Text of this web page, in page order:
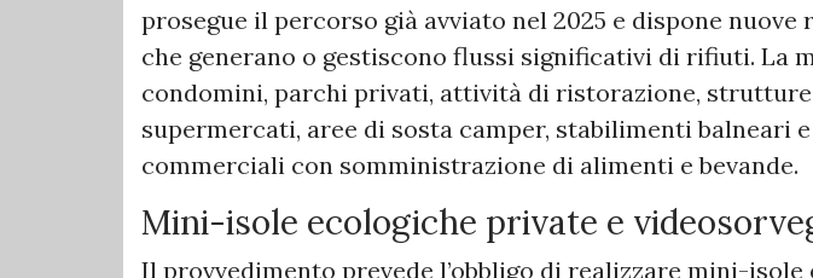
prosegue il percorso già avviato nel 2025 e dispone nuove
che generano o gestiscono flussi significativi di rifiuti. La
condomini, parchi privati, attività di ristorazione,
supermercati, aree di sosta camper, stabilimenti balneari
commerciali con somministrazione di alimenti e bevande.
Mini-isole ecologiche private e
Il provvedimento prevede l’obbligo di realizzare mini-